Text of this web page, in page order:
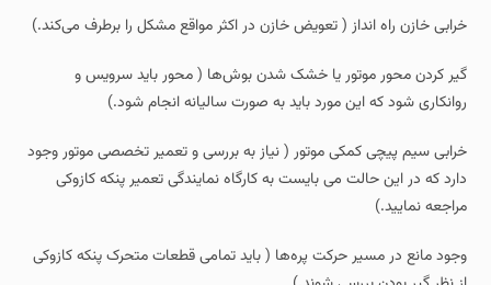
خرابی خازن راه‌ انداز ( تعویض خازن در اکثر مواقع مشکل را برطرف می‌کند.)
گیر کردن محور موتور یا خشک شدن بوش‌ها ( محور باید سرویس و
روانکاری شود که این مورد باید به صورت سالیانه انجام شود.)
خرابی سیم‌ پیچی کمکی موتور ( نیاز به بررسی و تعمیر تخصصی موتور وجود
دارد که در این حالت می بایست به کارگاه نمایندگی تعمیر پنکه کازوکی
مراجعه نمایید.)
وجود مانع در مسیر حرکت پره‌ها ( باید تمامی قطعات متحرک پنکه کازوکی